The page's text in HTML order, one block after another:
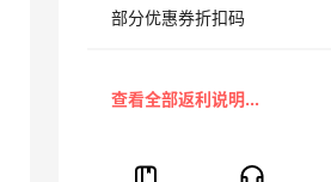
部分优惠券折扣码